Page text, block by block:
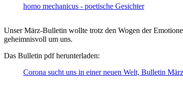
homo mechanicus - poetische Gesichter
Unser März-Bulletin wollte trotz den Wogen der
geheimnisvoll um uns.
Das Bulletin pdf herunterladen:
Corona sucht uns in einer neuen Welt, Bulletin